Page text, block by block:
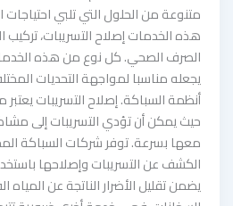
متنوعة من الحلول التي تلبي
هذه الخدمات إصلاح التسريبات،
الصرف الصحي. كل نوع من هذه
يجعله مناسبا لمواجهة التحديات
أنظمة السباكة. إصلاح التسريبات
حيث يمكن أن تؤدي التسريبات إلى
معها بسرعة. توفر شركات السباكة
الكشف عن التسريبات وإصلاحها
يضمن تقليل الأضرار الناتجة عن المياه